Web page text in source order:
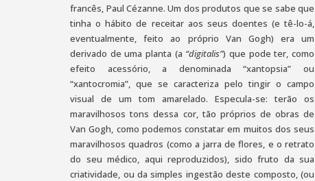
francês, Paul Cézanne. Um dos produtos que se sabe que
tinha o hábito de receitar aos seus doentes (e tê-lo-á,
eventualmente, feito ao próprio Van Gogh) era um
derivado de uma planta (a “digitalis”) que pode ter, como
efeito acessório, a denominada “xantopsia” ou
“xantocromia”, que se caracteriza pelo tingir o campo
visual de um tom amarelado. Especula-se: terão os
maravilhosos tons dessa cor, tão próprios de obras de
Van Gogh, como podemos constatar em muitos dos seus
maravilhosos quadros (como a jarra de flores, e o retrato
do seu médico, aqui reproduzidos), sido fruto da sua
criatividade, ou da simples ingestão deste composto, (ou